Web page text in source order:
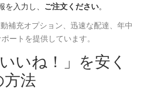
を入力し、 ご注文ください。
補充オプション、迅速な配達、年中
ートを提供しています。
いね！」を安く
方法